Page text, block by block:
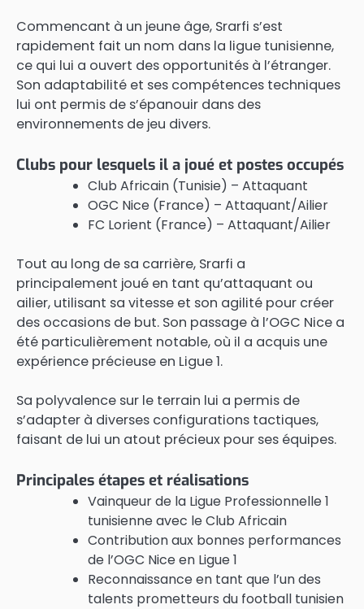
Commencant à un jeune âge, Srarfi s’est
rapidement fait un nom dans la ligue tunisienne,
ce qui lui a ouvert des opportunités à l’étranger.
Son adaptabilité et ses compétences techniques
lui ont permis de s’épanouir dans des
environnements de jeu divers.
Clubs pour lesquels il a joué et postes occupés
Club Africain (Tunisie) – Attaquant
OGC Nice (France) – Attaquant/Ailier
FC Lorient (France) – Attaquant/Ailier
Tout au long de sa carrière, Srarfi a
principalement joué en tant qu’attaquant ou
ailier, utilisant sa vitesse et son agilité pour créer
des occasions de but. Son passage à l’OGC Nice a
été particulièrement notable, où il a acquis une
expérience précieuse en Ligue 1.
Sa polyvalence sur le terrain lui a permis de
s’adapter à diverses configurations tactiques,
faisant de lui un atout précieux pour ses équipes.
Principales étapes et réalisations
Vainqueur de la Ligue Professionnelle 1
tunisienne avec le Club Africain
Contribution aux bonnes performances
de l’OGC Nice en Ligue 1
Reconnaissance en tant que l’un des
talents prometteurs du football tunisien